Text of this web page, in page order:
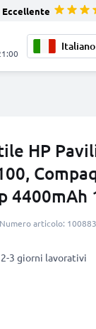
Eccellente
HP
4400mAh
Numero articolo: 100883
2-3 giorni lavorativi